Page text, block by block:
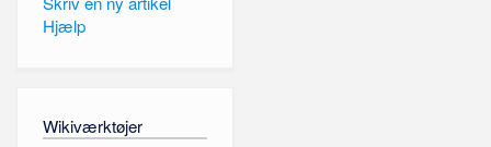
Hjælp
Wikiværktøjer